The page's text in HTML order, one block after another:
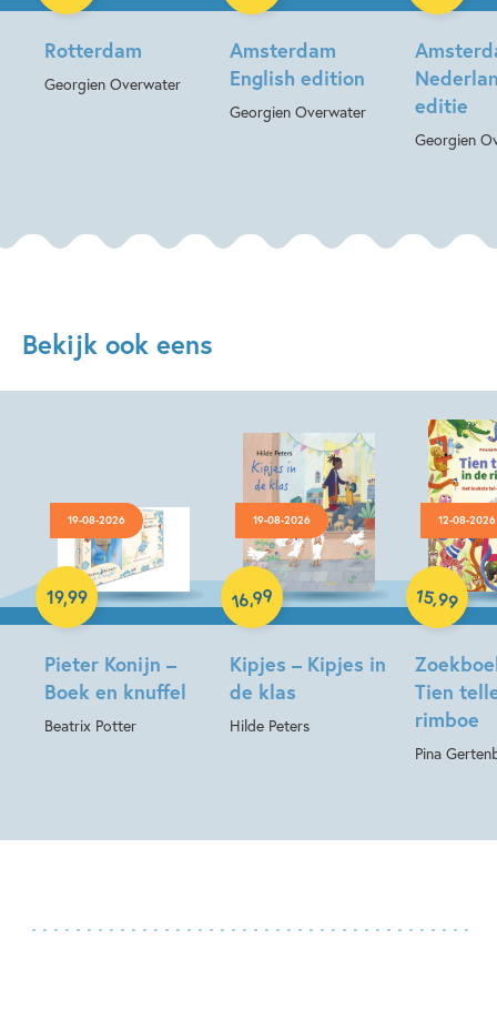
Rotterdam
Georgien Overwater
Amsterdam
English edition
Georgien Overwater
editie
Georgien
Bekijk ook eens
19-08-2026
Pieter Konijn –
Boek en knuffel
Beatrix Potter
19,99
Hardcover
19-08-2026
Kipjes – Kipjes in
de klas
Hilde Peters
16,99
Hardcover
12-08-2026
Tien
rimboe
Pina
15,99
Hardcover